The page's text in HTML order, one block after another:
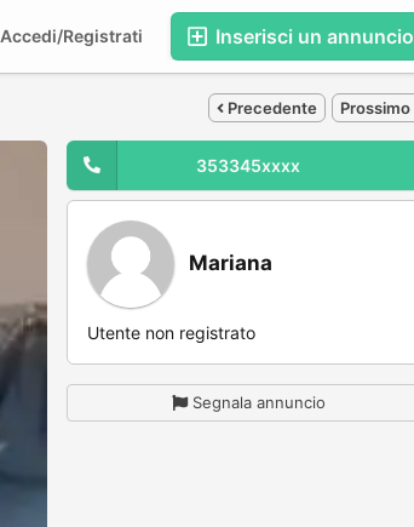
Inserisci un annuncio
Accedi/Registrati
Precedente Prossimo
353345xxxx
Mariana
Utente non registrato
Segnala annuncio